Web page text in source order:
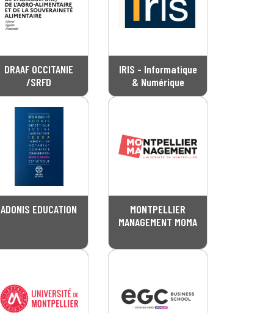
DRAAF OCCITANIE
/SRFD
IRIS - Informatique
& Numérique
ADONIS EDUCATION
MONTPELLIER
MANAGEMENT MOMA